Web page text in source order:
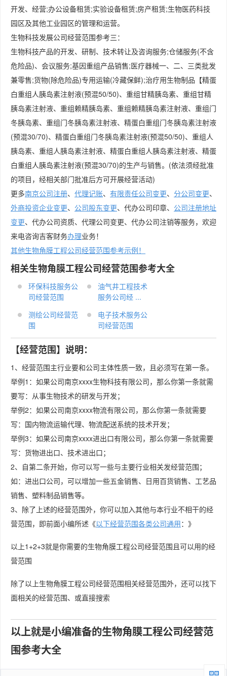
开发、经营;办公设备租赁;实验设备租赁;房产租赁;生物医药科技
园区及其他工业园区的管理和运营。
生物科技发展公司经营范围参考三：
生物科技产品的开发、研制、技术转让及咨询服务;仓储服务(不含
危险品)、会议服务;基因重组产品销售;医疗器械一、二、三类批发
兼零售;货物(除危险品)专用运输(冷藏保鲜);治疗用生物制品【精蛋
白重组人胰岛素注射液(预混50/50)、重组甘精胰岛素、重组甘精
胰岛素注射液、重组赖精胰岛素、重组赖精胰岛素注射液、重组门
冬胰岛素、重组门冬胰岛素注射液、精蛋白重组门冬胰岛素注射液
(预混30/70)、精蛋白重组门冬胰岛素注射液(预混50/50)、重组人
胰岛素、重组人胰岛素注射液、精蛋白重组人胰岛素注射液、精蛋
白重组人胰岛素注射液(预混30/70)的生产与销售。(依法须经批准
的项目，经相关部门批准后方可开展经营活动)
更多南京公司注册、 代理记账、 有限责任公司变更、 分公司变更、
外商投资企业变更、 公司股东变更、代办公司印章、 公司注册地址
变更、代办公司资质、代理公司变更、代办公司注销等服务，欢迎
来电咨询吉客财务办理业务！
其他生物角膜工程公司经营范围参考示例！
相关生物角膜工程公司经营范围参考大全
环保科技服务公
司经营范围
油气井工程技术
服务公司经 ...
测绘公司经营范
围
电子技术服务公
司经营范围
【经营范围】说明：
1、经营范围主行业要和公司主体性质一致，且必须写在第一条。
举例1：如果公司南京xxxx生物科技有限公司，那么你第一条就需
要写：从事生物技术的研发与开发；
举例2：如果公司南京xxxx物流有限公司，那么你第一条就需要
写：国内物流运输代理、物流配送系统的技术开发；
举例3：如果公司南京xxxx进出口有限公司，那么你第一条就需要
写：货物进出口、技术进出口；
2、自第二条开始，你可以写一些与主要行业相关发经营范围；
如：进出口公司，可以增加一些五金销售、日用百货销售、工艺品
销售、塑料制品销售等。
3、除了上述的经营范围外，你可以加入其他与本行业不相干的经
营范围，即前面小编所述《以下经营范围各类公司通用：》
以上1+2+3就是你需要的生物角膜工程公司经营范围且可以用的经
营范围
除了以上生物角膜工程公司经营范围相关经营范围外，还可以找下
面相关的经营范围、或直接搜索
以上就是小编准备的生物角膜工程公司经营范
围参考大全